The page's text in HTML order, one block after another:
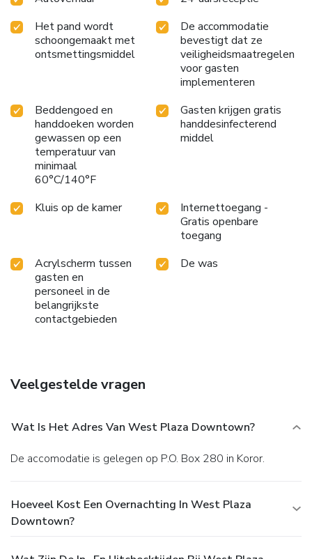
Het pand wordt
schoongemaakt met
ontsmettingsmiddel
De accommodatie
bevestigt dat ze
veiligheidsmaatregelen
voor gasten
implementeren
Beddengoed en
handdoeken worden
gewassen op een
temperatuur van
minimaal
60°C/140°F
Gasten krijgen gratis
handdesinfecterend
middel
Kluis op de kamer
Internettoegang -
Gratis openbare
toegang
Acrylscherm tussen
gasten en
personeel in de
belangrijkste
contactgebieden
De was
Veelgestelde vragen
Wat Is Het Adres Van West Plaza Downtown?
De accomodatie is gelegen op P.O. Box 280 in Koror.
Hoeveel Kost Een Overnachting In West Plaza
Downtown?